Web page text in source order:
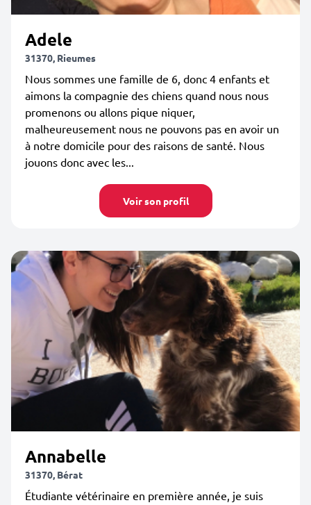
Adele
31370, Rieumes
Nous sommes une famille de 6, donc 4 enfants et
aimons la compagnie des chiens quand nous nous
promenons ou allons pique niquer,
malheureusement nous ne pouvons pas en avoir un
à notre domicile pour des raisons de santé. Nous
jouons donc avec les...
Voir son profil
Annabelle
31370, Bérat
Étudiante vétérinaire en première année, je suis